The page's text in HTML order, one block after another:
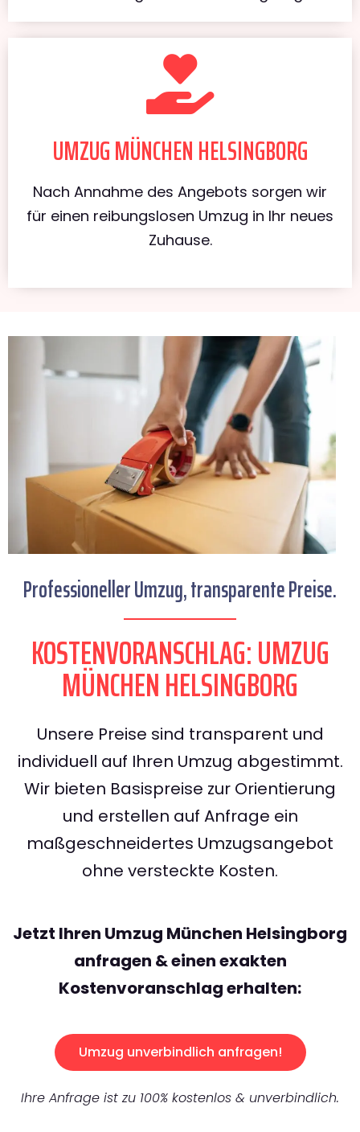
UMZUG MÜNCHEN HELSINGBORG
Nach Annahme des Angebots sorgen wir
für einen reibungslosen Umzug in Ihr neues
Zuhause.
Professioneller Umzug, transparente Preise.
KOSTENVORANSCHLAG: UMZUG
MÜNCHEN HELSINGBORG
Unsere Preise sind transparent und
individuell auf Ihren Umzug abgestimmt.
Wir bieten Basispreise zur Orientierung
und erstellen auf Anfrage ein
maßgeschneidertes Umzugsangebot
ohne versteckte Kosten.
Jetzt Ihren Umzug München Helsingborg
anfragen & einen exakten
Kostenvoranschlag erhalten:
Umzug unverbindlich anfragen!
Ihre Anfrage ist zu 100% kostenlos & unverbindlich.